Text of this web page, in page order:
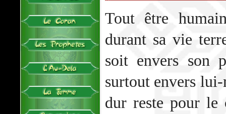
Tout être
durant sa vie
soit envers son
surtout envers
dur reste pour le